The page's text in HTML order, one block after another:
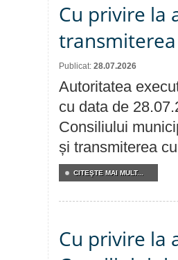
Cu privire la
Publicat: 28.07.2026
Autoritatea
cu data de
Consiliului
și transmiterea
CITEŞTE MAI MULT...
Cu privire la